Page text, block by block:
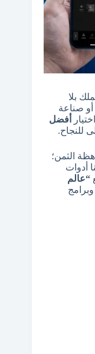
بلا
أو صناعة
أفضل
للنجاح.
الثمن؛
أدوات
“عالم
وبرامج